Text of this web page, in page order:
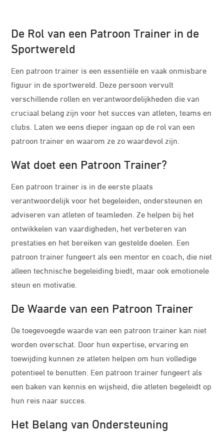
De Rol van een Patroon Trainer in de
Sportwereld
Een patroon trainer is een essentiële en vaak onmisbare
figuur in de sportwereld. Deze persoon vervult
verschillende rollen en verantwoordelijkheden die van
cruciaal belang zijn voor het succes van atleten, teams en
clubs. Laten we eens dieper ingaan op de rol van een
patroon trainer en waarom ze zo waardevol zijn.
Wat doet een Patroon Trainer?
Een patroon trainer is in de eerste plaats
verantwoordelijk voor het begeleiden, ondersteunen en
adviseren van atleten of teamleden. Ze helpen bij het
ontwikkelen van vaardigheden, het verbeteren van
prestaties en het bereiken van gestelde doelen. Een
patroon trainer fungeert als een mentor en coach, die niet
alleen technische begeleiding biedt, maar ook emotionele
steun en motivatie.
De Waarde van een Patroon Trainer
De toegevoegde waarde van een patroon trainer kan niet
worden overschat. Door hun expertise, ervaring en
toewijding kunnen ze atleten helpen om hun volledige
potentieel te benutten. Een patroon trainer fungeert als
een baken van kennis en wijsheid, die atleten begeleidt op
hun reis naar succes.
Het Belang van Ondersteuning